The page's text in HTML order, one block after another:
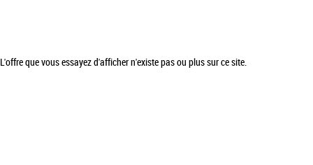
L'offre que vous essayez d'afficher n'existe pas ou plus sur ce site.